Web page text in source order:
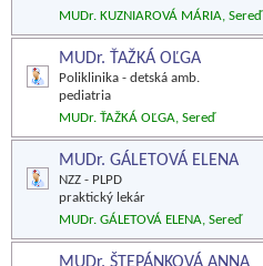
MUDr. KUZNIAROVÁ MÁRIA, Sereď
MUDr. ŤAŽKÁ OĽGA
Poliklinika - detská amb.
pediatria
MUDr. ŤAŽKÁ OĽGA, Sereď
MUDr. GÁLETOVÁ ELENA
NZZ - PLPD
praktický lekár
MUDr. GÁLETOVÁ ELENA, Sereď